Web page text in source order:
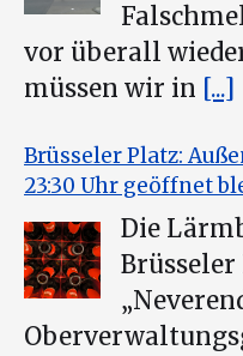
vor überall
müssen wir in [...]
Brüsseler Platz:
23:30 Uhr geöffnet
Die